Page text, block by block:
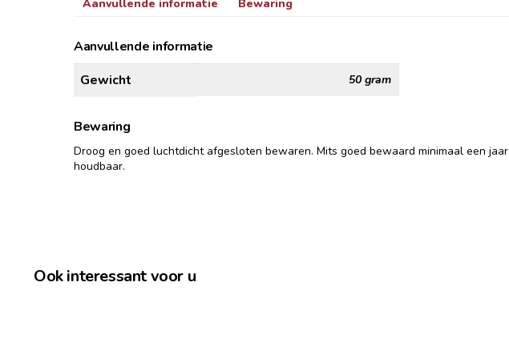
Aanvullende informatie Bewaring
Aanvullende informatie
Gewicht
50 gram
Bewaring
Droog en goed luchtdicht afgesloten bewaren. Mits goed bewaard minimaal een jaar
houdbaar.
Ook interessant voor u